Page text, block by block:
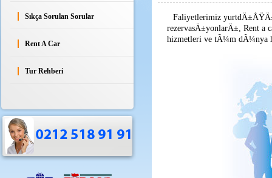
Sıkça Sorulan Sorular
Rent A Car
Tur Rehberi
Faliyetlerimiz
rezervasÄ±yonlarÄ±, Rent a
hizmetleri ve tÃ¼m dÃ¼nya